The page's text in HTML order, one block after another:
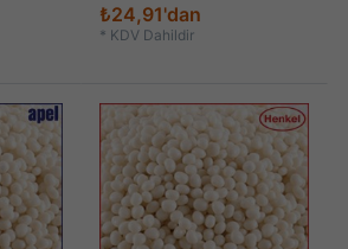
₺24,91'dan
* KDV Dahildir